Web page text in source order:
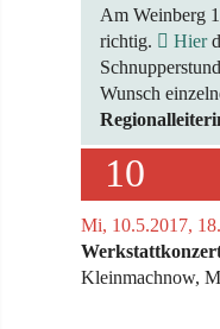
Am Weinberg
richtig.
Hier
Wunsch
10
Mi, 10.5.2017,
Kleinmachnow,